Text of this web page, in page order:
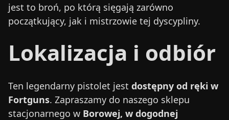
jest to broń, po którą sięgają zarówno
początkujący, jak i mistrzowie tej dyscypliny.
Lokalizacja i odbiór
Ten legendarny pistolet jest dostępny od ręki w
Fortguns. Zapraszamy do naszego sklepu
stacjonarnego w Borowej, w dogodnej